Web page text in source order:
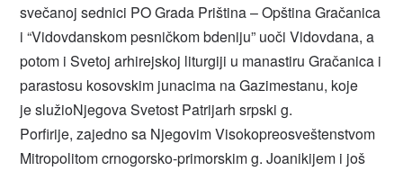
svečanoj sednici PO Grada Priština – Opština Gračanica
i “Vidovdanskom pesničkom bdeniju” uoči Vidovdana, a
potom i Svetoj arhirejskoj liturgiji u manastiru Gračanica i
parastosu kosovskim junacima na Gazimestanu, koje
je služioNjegova Svetost Patrijarh srpski g.
Porfirije, zajedno sa Njegovim Visokopreosveštenstvom
Mitropolitom crnogorsko-primorskim g. Joanikijem i još